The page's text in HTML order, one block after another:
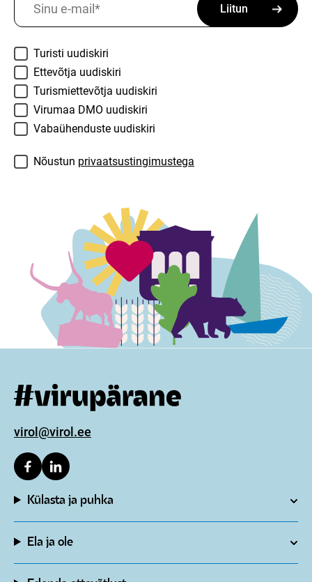
Sinu e-mail*
Teemad*
Turisti uudiskiri
Ettevõtja uudiskiri
Turismiettevõtja uudiskiri
Virumaa DMO uudiskiri
Vabaühenduste uudiskiri
Consent*
Nõustun privaatsustingimustega
This field is for validation purposes and should be left
Külasta ja puhka
Ela ja ole
virol@virol.ee